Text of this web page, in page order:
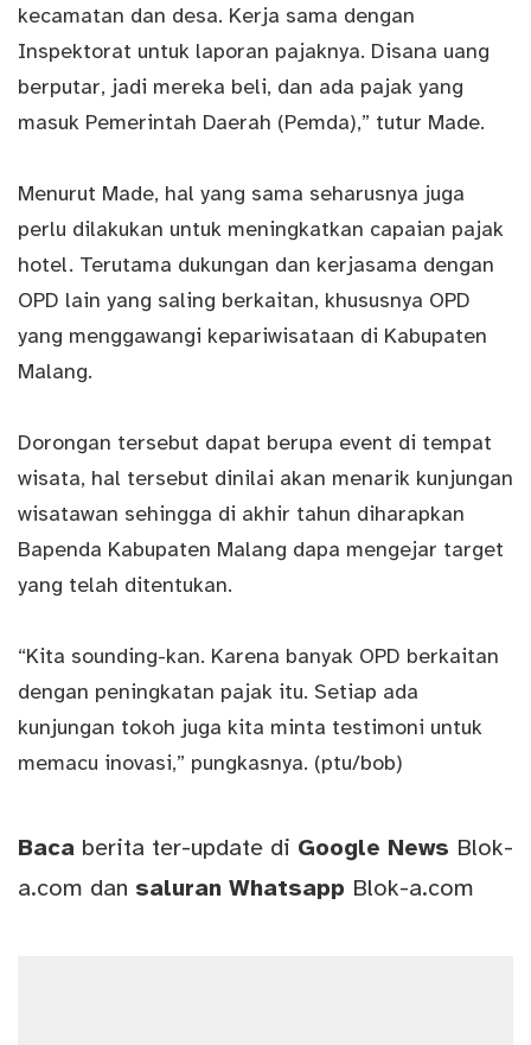
kecamatan dan desa. Kerja sama dengan
Inspektorat untuk laporan pajaknya. Disana uang
berputar, jadi mereka beli, dan ada pajak yang
masuk Pemerintah Daerah (Pemda),” tutur Made.
Menurut Made, hal yang sama seharusnya juga
perlu dilakukan untuk meningkatkan capaian pajak
hotel. Terutama dukungan dan kerjasama dengan
OPD lain yang saling berkaitan, khususnya OPD
yang menggawangi kepariwisataan di Kabupaten
Malang.
Dorongan tersebut dapat berupa event di tempat
wisata, hal tersebut dinilai akan menarik kunjungan
wisatawan sehingga di akhir tahun diharapkan
Bapenda Kabupaten Malang dapa mengejar target
yang telah ditentukan.
“Kita sounding-kan. Karena banyak OPD berkaitan
dengan peningkatan pajak itu. Setiap ada
kunjungan tokoh juga kita minta testimoni untuk
memacu inovasi,” pungkasnya. (ptu/bob)
Baca berita ter-update di Google News Blok-
a.com dan saluran Whatsapp Blok-a.com